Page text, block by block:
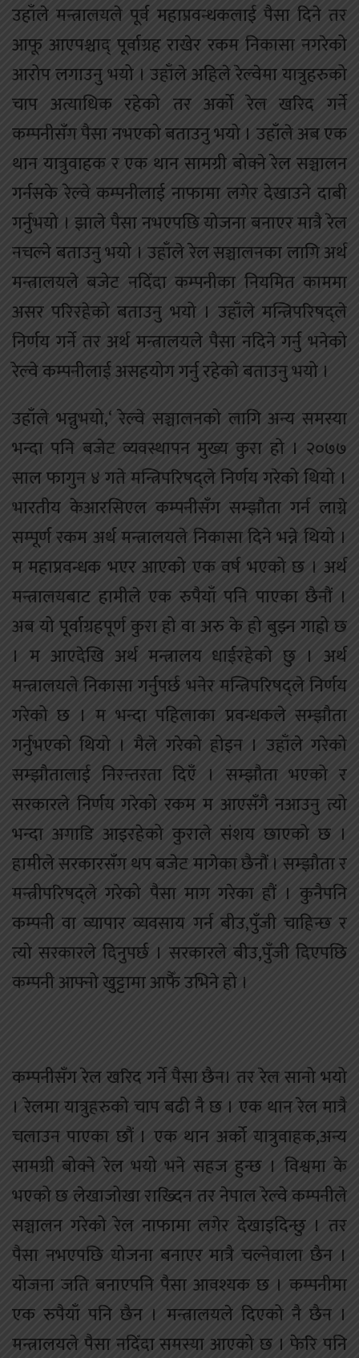
उहाँले मन्त्रालयले पूर्व महाप्रवन्धकलाई पैसा दिने तर
आफू आएपश्चाद् पूर्वाग्रह राखेर रकम निकासा नगरेको
आरोप लगाउनु भयो । उहाँले अहिले रेल्वेमा यात्रुहरुको
चाप अत्याधिक रहेको तर अर्को रेल खरिद गर्ने
कम्पनीसँग पैसा नभएको बताउनु भयो । उहाँले अब एक
थान यात्रुवाहक र एक थान सामग्री बोक्ने रेल सञ्चालन
गर्नसके रेल्वे कम्पनीलाई नाफामा लगेर देखाउने दाबी
गर्नुभयो । झाले पैसा नभएपछि योजना बनाएर मात्रै रेल
नचल्ने बताउनु भयो । उहाँले रेल सञ्चालनका लागि अर्थ
मन्त्रालयले बजेट नदिँदा कम्पनीका नियमित काममा
असर परिरहेको बताउनु भयो । उहाँले मन्त्रिपरिषद्ले
निर्णय गर्ने तर अर्थ मन्त्रालयले पैसा नदिने गर्नु भनेको
रेल्वे कम्पनीलाई असहयोग गर्नु रहेको बताउनु भयो ।
उहाँले भन्नुभयो,‘ रेल्वे सञ्चालनको लागि अन्य समस्या
भन्दा पनि बजेट व्यवस्थापन मुख्य कुरा हो । २०७७
साल फागुन ४ गते मन्त्रिपरिषद्ले निर्णय गरेको थियो ।
भारतीय केआरसिएल कम्पनीसँग सम्झौता गर्न लाग्ने
सम्पूर्ण रकम अर्थ मन्त्रालयले निकासा दिने भन्ने थियो ।
म महाप्रवन्धक भएर आएको एक वर्ष भएको छ । अर्थ
मन्त्रालयबाट हामीले एक रुपैयाँ पनि पाएका छैनौं ।
अब यो पूर्वाग्रहपूर्ण कुरा हो वा अरु के हो बुझ्न गाह्रो छ
। म आएदेखि अर्थ मन्त्रालय धाईरहेको छु । अर्थ
मन्त्रालयले निकासा गर्नुपर्छ भनेर मन्त्रिपरिषद्ले निर्णय
गरेको छ । म भन्दा पहिलाका प्रवन्धकले सम्झौता
गर्नुभएको थियो । मैले गरेको होइन । उहाँले गरेको
सम्झौतालाई निरन्तरता दिएँ । सम्झौता भएको र
सरकारले निर्णय गरेको रकम म आएसँगै नआउनु त्यो
भन्दा अगाडि आइरहेको कुराले संशय छाएको छ ।
हामीले सरकारसँग थप बजेट मागेका छैनौं । सम्झौता र
मन्त्रीपरिषद्ले गरेको पैसा माग गरेका हौं । कुनैपनि
कम्पनी वा व्यापार व्यवसाय गर्न बीउ,पुँजी चाहिन्छ र
त्यो सरकारले दिनुपर्छ । सरकारले बीउ,पुँजी दिएपछि
कम्पनी आफ्नो खुट्टामा आफैँ उभिने हो ।
कम्पनीसँग रेल खरिद गर्ने पैसा छैन। तर रेल सानो भयो
। रेलमा यात्रुहरुको चाप बढी नै छ । एक थान रेल मात्रै
चलाउन पाएका छौं । एक थान अर्को यात्रुवाहक,अन्य
सामग्री बोक्ने रेल भयो भने सहज हुन्छ । विश्वमा के
भएको छ लेखाजोखा राख्दिन तर नेपाल रेल्वे कम्पनीले
सञ्चालन गरेको रेल नाफामा लगेर देखाइदिन्छु । तर
पैसा नभएपछि योजना बनाएर मात्रै चल्नेवाला छैन ।
योजना जति बनाएपनि पैसा आवश्यक छ । कम्पनीमा
एक रुपैयाँ पनि छैन । मन्त्रालयले दिएको नै छैन ।
मन्त्रालयले पैसा नदिँदा समस्या आएको छ । फेरि पनि